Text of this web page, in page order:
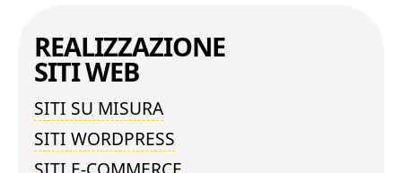
REALIZZAZIONE
SITI WEB
SITI SU MISURA
SITI WORDPRESS